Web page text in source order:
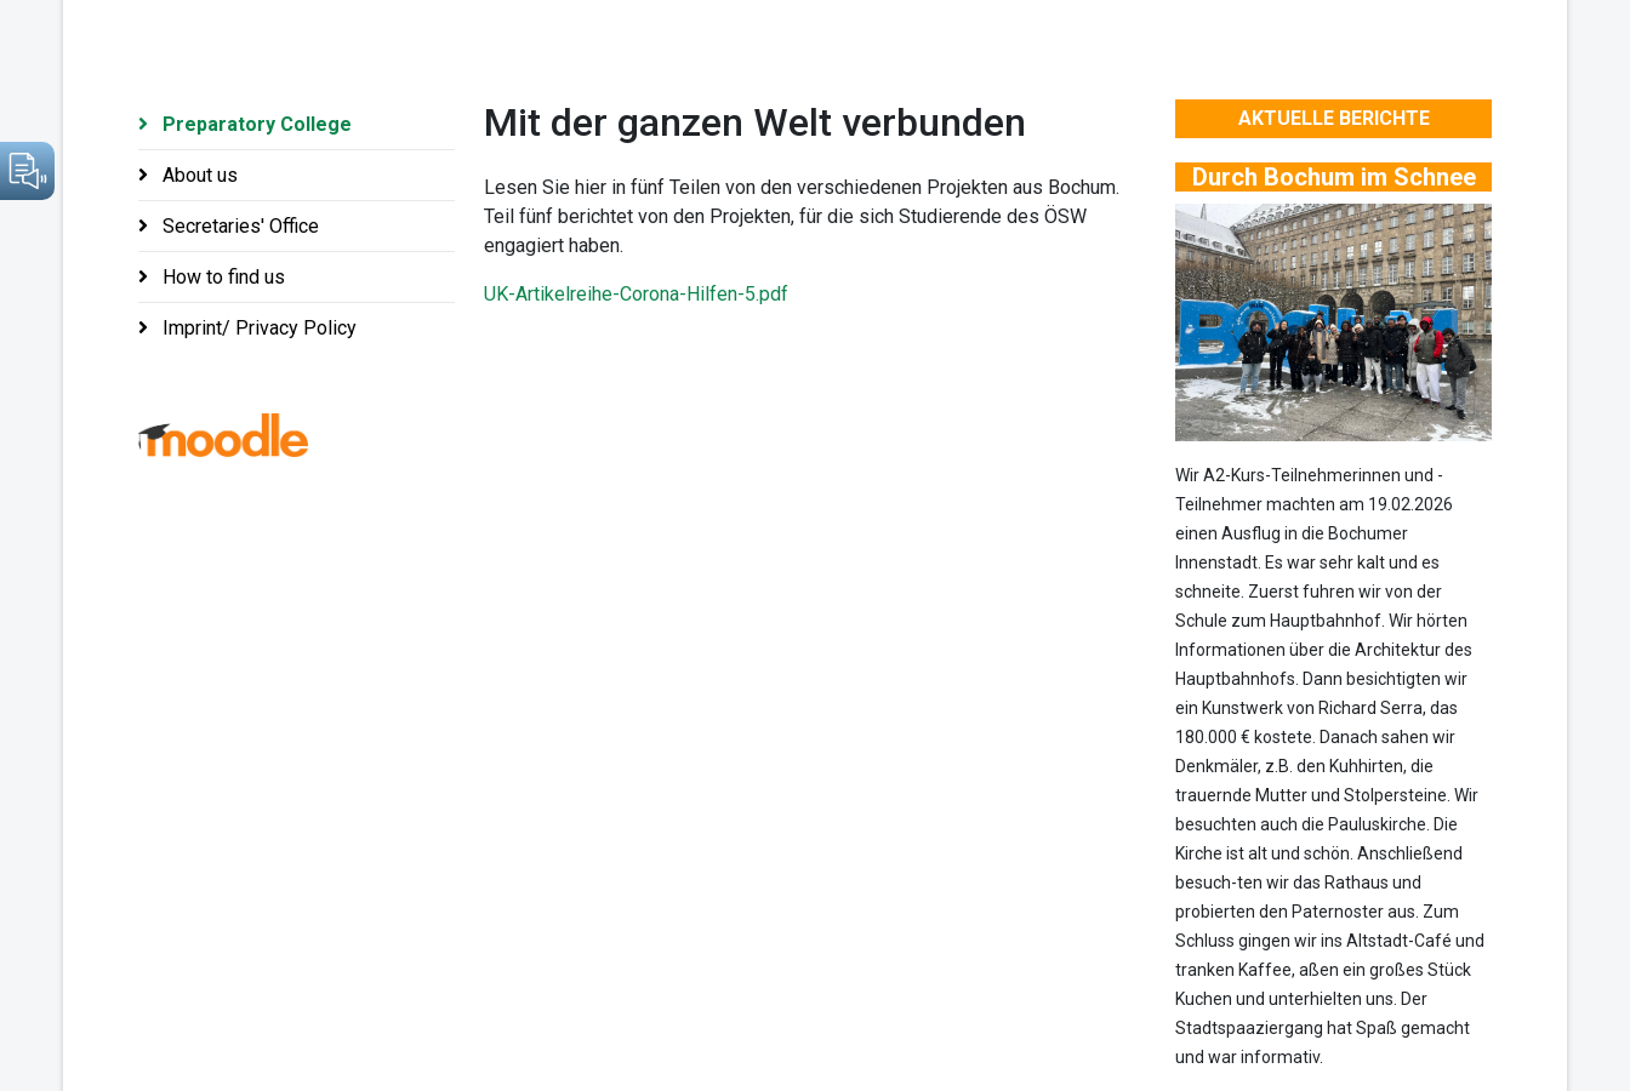
Preparatory College
About us
Secretaries' Office
How to find us
Imprint/ Privacy Policy
Mit der ganzen Welt verbunden
Lesen Sie hier in fünf Teilen von den verschiedenen Projekten aus Bochum.
Teil fünf berichtet von den Projekten, für die sich Studierende des ÖSW
engagiert haben.
UK-Artikelreihe-Corona-Hilfen-5.pdf
AKTUELLE BERICHTE
Durch Bochum im Schnee
Wir A2-Kurs-Teilnehmerinnen und -
Teilnehmer machten am 19.02.2026
einen Ausflug in die Bochumer
Innenstadt. Es war sehr kalt und es
schneite. Zuerst fuhren wir von der
Schule zum Hauptbahnhof. Wir hörten
Informationen über die Architektur des
Hauptbahnhofs. Dann besichtigten wir
ein Kunstwerk von Richard Serra, das
180.000 € kostete. Danach sahen wir
Denkmäler, z.B. den Kuhhirten, die
trauernde Mutter und Stolpersteine. Wir
besuchten auch die Pauluskirche. Die
Kirche ist alt und schön. Anschließend
besuch-ten wir das Rathaus und
probierten den Paternoster aus. Zum
Schluss gingen wir ins Altstadt-Café und
tranken Kaffee, aßen ein großes Stück
Kuchen und unterhielten uns. Der
Stadtspaaziergang hat Spaß gemacht
und war informativ.